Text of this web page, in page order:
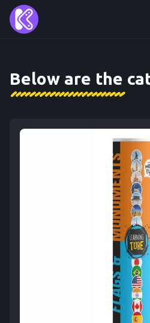
Below are the